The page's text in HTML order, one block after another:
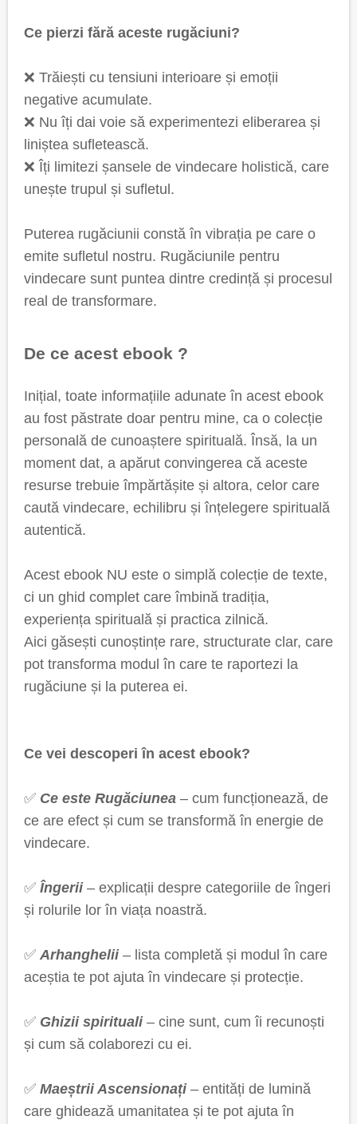
Ce pierzi fără aceste rugăciuni?
❌ Trăiești cu tensiuni interioare și emoții
negative acumulate.
❌ Nu îți dai voie să experimentezi eliberarea și
liniștea sufletească.
❌ Îți limitezi șansele de vindecare holistică, care
unește trupul și sufletul.
Puterea rugăciunii constă în vibrația pe care o
emite sufletul nostru. Rugăciunile pentru
vindecare sunt puntea dintre credință și procesul
real de transformare.
De ce acest ebook ?
Inițial, toate informațiile adunate în acest ebook
au fost păstrate doar pentru mine, ca o colecție
personală de cunoaștere spirituală. Însă, la un
moment dat, a apărut convingerea că aceste
resurse trebuie împărtășite și altora, celor care
caută vindecare, echilibru și înțelegere spirituală
autentică.
Acest ebook NU este o simplă colecție de texte,
ci un ghid complet care îmbină tradiția,
experiența spirituală și practica zilnică.
Aici găsești cunoștințe rare, structurate clar, care
pot transforma modul în care te raportezi la
rugăciune și la puterea ei.
Ce vei descoperi în acest ebook?
✅ Ce este Rugăciunea – cum funcționează, de
ce are efect și cum se transformă în energie de
vindecare.
✅ Îngerii– explicații despre categoriile de îngeri
și rolurile lor în viața noastră.
✅ Arhanghelii– lista completă și modul în care
aceștia te pot ajuta în vindecare și protecție.
✅ Ghizii spirituali – cine sunt, cum îi recunoști
și cum să colaborezi cu ei.
✅ Maeștrii Ascensionați– entități de lumină
care ghidează umanitatea și te pot ajuta în